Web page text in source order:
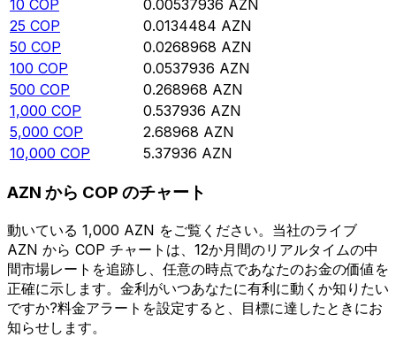
10 COP 0.00537936 AZN
25 COP 0.0134484 AZN
50 COP 0.0268968 AZN
100 COP 0.0537936 AZN
500 COP 0.268968 AZN
1,000 COP 0.537936 AZN
5,000 COP 2.68968 AZN
10,000 COP 5.37936 AZN
AZN から COP のチャート
動いている 1,000 AZN をご覧ください。当社のライブ
AZN から COP チャートは、12か月間のリアルタイムの中
間市場レートを追跡し、任意の時点であなたのお金の価値を
正確に示します。金利がいつあなたに有利に動くか知りたい
ですか?料金アラートを設定すると、目標に達したときにお
知らせします。